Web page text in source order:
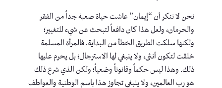
نحن لا ننكر أن “إيمان” عاشت حياة صعبة جداً من الفقر
والحرمان، ولعل هذا كان دافعاً لتبحث عن شيء للتغيير؛
ولكنها سلكت الطريق الخطأ من البداية. فالمرأة المسلمة
خلقت لتكون أنثى، ولا ينبغي لها الاسترجال؛ بل يحرم عليها
ذلك. وهذا ليس حكماً وقانوناً وضعياً؛ ولكن الذي شرع ذلك
هو رب العالمين، ولا ينبغي تجاوز هذا باسم الوطنية والعواطف